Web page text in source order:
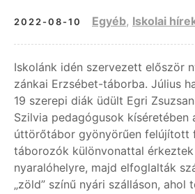
2022-08-10 Egyéb, Iskolai
Iskolánk idén szervezett először
zánkai Erzsébet-táborba. Július
19 szerepi diák üdült Egri
Szilvia pedagógusok kíséretében
úttörőtábor gyönyörűen felújított
táborozók különvonattal
nyaralóhelyre, majd elfoglalták
„zöld” színű nyári szálláson, ahol